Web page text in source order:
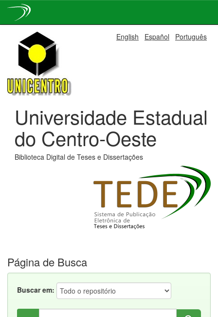
navigation
English Español Português
Universidade Estadual
do Centro-Oeste
Biblioteca Digital de Teses e Dissertações
Página de Busca
Buscar em: